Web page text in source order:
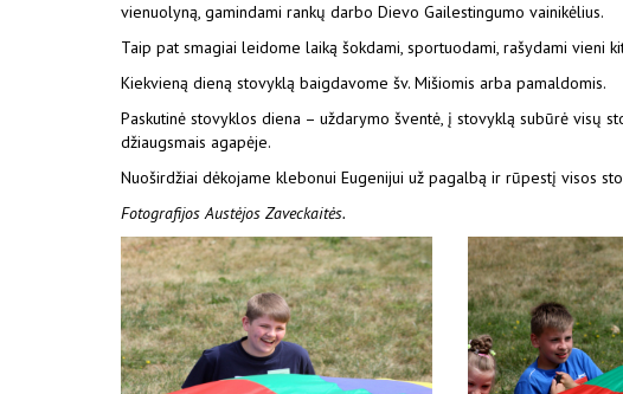
vienuolyną, gamindami rankų darbo Dievo Gailestingumo vainikėlius.
Taip pat smagiai leidome laiką šokdami, sportuodami, rašydami vieni
Kiekvieną dieną stovyklą baigdavome šv. Mišiomis arba pamaldomis.
Paskutinė stovyklos diena – uždarymo šventė, į stovyklą subūrė visų
džiaugsmais agapėje.
Nuoširdžiai dėkojame klebonui Eugenijui už pagalbą ir rūpestį visos
Fotografijos Austėjos Zaveckaitės.